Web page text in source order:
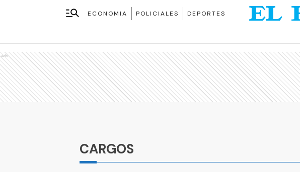
ECONOMIA POLICIALES DEPORTES
Ads
CARGOS